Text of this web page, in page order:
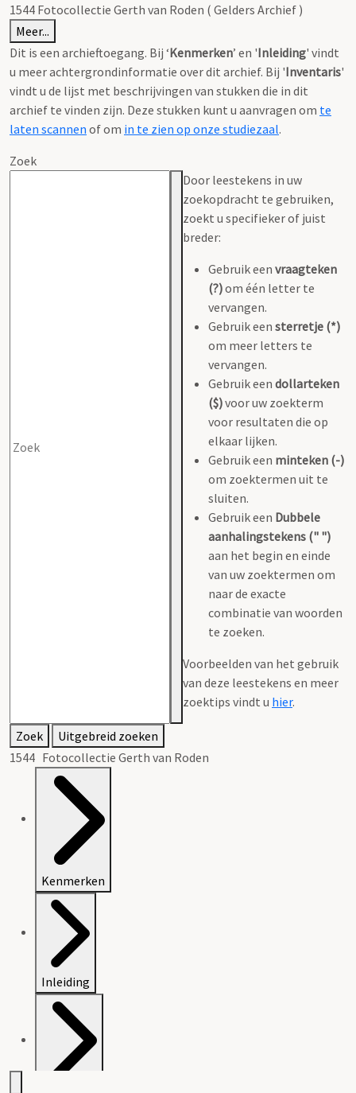
1544 Fotocollectie Gerth van Roden ( Gelders Archief )
Meer...
Dit is een archieftoegang. Bij ‘Kenmerken’ en 'Inleiding' vindt
u meer achtergrondinformatie over dit archief. Bij 'Inventaris'
vindt u de lijst met beschrijvingen van stukken die in dit
archief te vinden zijn. Deze stukken kunt u aanvragen om te
laten scannen of om in te zien op onze studiezaal.
Zoek
Door leestekens in uw
zoekopdracht te gebruiken,
zoekt u specifieker of juist
breder:
Gebruik een vraagteken
(?)om één letter te
vervangen.
Gebruik een sterretje (*)
om meer letters te
vervangen.
Gebruik een dollarteken
($)voor uw zoekterm
voor resultaten die op
elkaar lijken.
Gebruik een minteken (-)
om zoektermen uit te
sluiten.
Gebruik een Dubbele
aanhalingstekens (" ")
aan het begin en einde
van uw zoektermen om
naar de exacte
combinatie van woorden
te zoeken.
Voorbeelden van het gebruik
van deze leestekens en meer
zoektips vindt u hier.
Zoek
Uitgebreid zoeken
1544 Fotocollectie Gerth van Roden
Kenmerken
Inleiding